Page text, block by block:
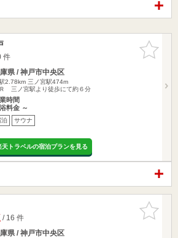
お気に入
りに追加
件
県 / 神戸市中央区
2.78km 三ノ宮駅474m
Ｒ 三ノ宮駅より徒歩にて約６分
時間
料金 ～
泊 サウナ
天トラベルの宿泊プランを見る
お気に入
りに追加
/ 16 件
県 / 神戸市中央区